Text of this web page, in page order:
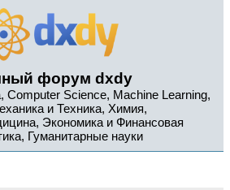
форум dxdy
Computer Science, Machine Learning,
и Техника, Химия,
Экономика и Финансовая
Гуманитарные науки